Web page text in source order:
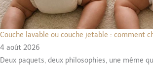
Couche lavable ou couche jetable : comment
4 août 2026
Deux paquets, deux philosophies, une même